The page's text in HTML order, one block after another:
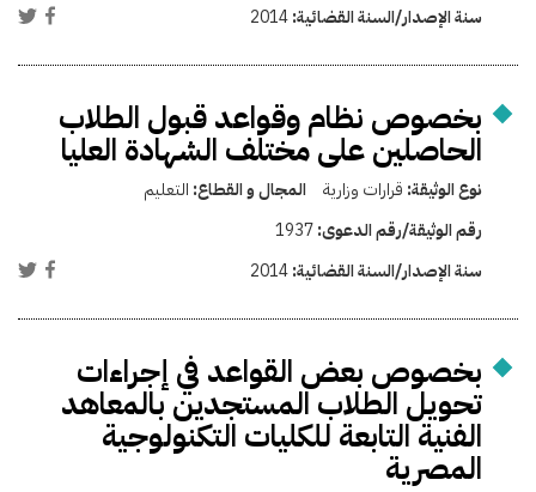
سنة الإصدار/السنة القضائية:2014
بخصوص نظام وقواعد قبول الطلاب
الحاصلين على مختلف الشهادة العليا
نوع الوثيقة: قرارات وزارية المجال و القطاع: التعليم
رقم الوثيقة/رقم الدعوى:1937
سنة الإصدار/السنة القضائية:2014
بخصوص بعض القواعد في إجراءات
تحويل الطلاب المستجدين بالمعاهد
الفنية التابعة للكليات التكنولوجية
المصرية